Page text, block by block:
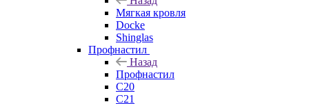
Мягкая кровля
Docke
Shinglas
Профнастил
Назад
Профнастил
C20
C21